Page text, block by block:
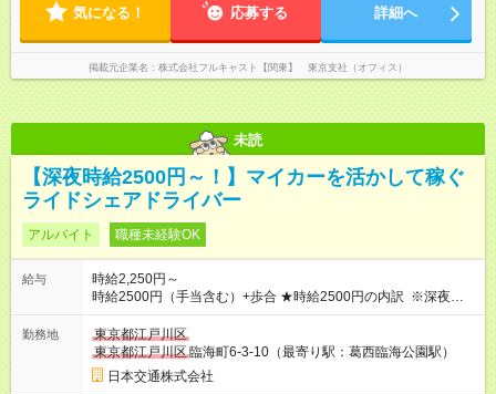
気になる！ 応募する 詳細へ
掲載元企業名 株式会社フルキャスト【関東】 東京支社（オフィス）
未読
【深夜時給2500円～！】マイカーを活かして稼ぐ
ライドシェアドライバー
アルバイト 職種未経験OK
給与
時給2,250円～
時給2500円（手当含む）+歩合 ★時給2500円の内訳 ※深夜手当
含む ・基本時給：1750円 ・燃料手当：375円 ・通信手当：125
円 ・特別手当：250円 ※ ※特別手当250円は期間限定の金額で
す。（2026年10月15日まで） それ以降は変更となる可能性があ
ります。 ───────────────── ■研修について 営業所に
て入社手続き・ドラレコの設定・研修などを10時間行います。
勤務地
東京都江戸川区
東京都江戸川区 臨海町6-3-10（最寄り駅：葛西臨海公園駅）
日本交通株式会社